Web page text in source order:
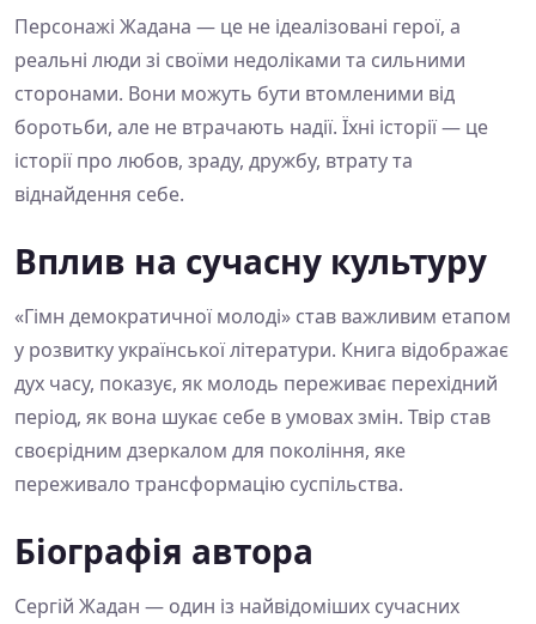
Персонажі Жадана — це не ідеалізовані герої, а
реальні люди зі своїми недоліками та сильними
сторонами. Вони можуть бути втомленими від
боротьби, але не втрачають надії. Їхні історії — це
історії про любов, зраду, дружбу, втрату та
віднайдення себе.
Вплив на сучасну культуру
«Гімн демократичної молоді» став важливим етапом
у розвитку української літератури. Книга відображає
дух часу, показує, як молодь переживає перехідний
період, як вона шукає себе в умовах змін. Твір став
своєрідним дзеркалом для покоління, яке
переживало трансформацію суспільства.
Біографія автора
Сергій Жадан — один із найвідоміших сучасних